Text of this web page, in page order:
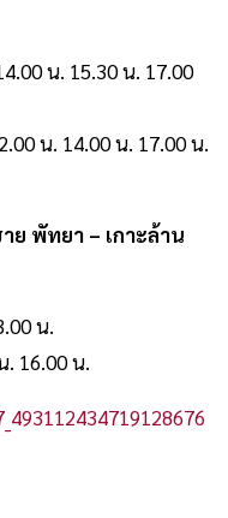
น. 15.30 น. 17.00
น. 14.00 น. 17.00 น.
ย พัทยา – เกาะล้าน
น.
. 16.00 น.